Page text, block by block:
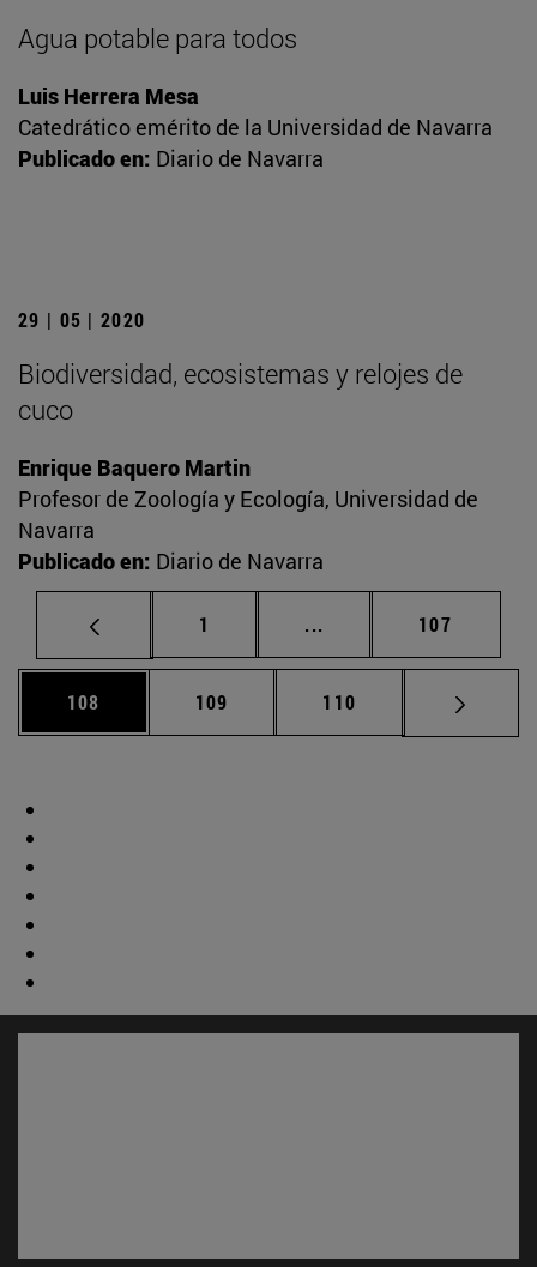
Agua potable para todos
Luis Herrera Mesa
Catedrático emérito de la Universidad de Navarra
Publicado en: Diario de Navarra
29 | 05 | 2020
Biodiversidad, ecosistemas y relojes de
cuco
Enrique Baquero Martin
Profesor de Zoología y Ecología, Universidad de
Navarra
Publicado en: Diario de Navarra
Página
1 ... Páginas intermedias
Página
107
Página
108 Página
109 Página
110